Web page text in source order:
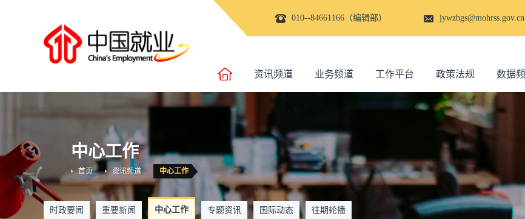
010--84661166（编辑部） jywzbgs@mohrss.gov.cn
资讯频道 业务频道 工作平台 政策法规 数据
中心工作
中心工作
资讯频道
首页
时政要闻 重要新闻 中心工作 专题资讯 国际动态 往期轮播